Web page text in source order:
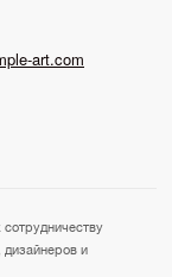
art.com
дизайнеров и